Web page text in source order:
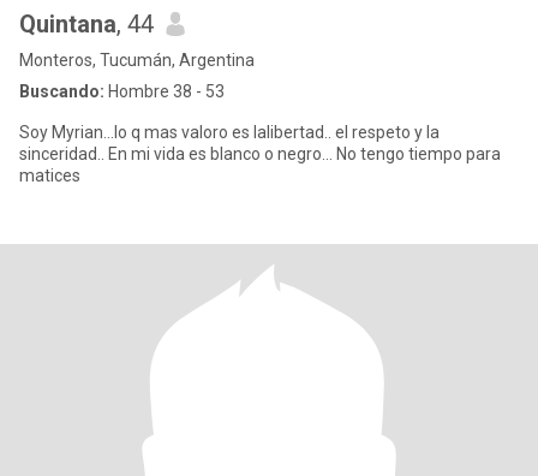
Quintana, 44
Monteros, Tucumán, Argentina
Buscando: Hombre 38 - 53
Soy Myrian...lo q mas valoro es lalibertad.. el respeto y la
sinceridad.. En mi vida es blanco o negro... No tengo tiempo para
matices